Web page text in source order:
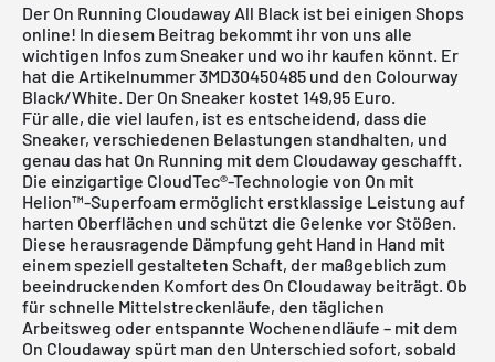
Der On Running Cloudaway All Black ist bei einigen Shops
online! In diesem Beitrag bekommt ihr von uns alle
wichtigen Infos zum Sneaker und wo ihr kaufen könnt. Er
hat die Artikelnummer 3MD30450485 und den Colourway
Black/White. Der On Sneaker kostet 149,95 Euro.
Für alle, die viel laufen, ist es entscheidend, dass die
Sneaker, verschiedenen Belastungen standhalten, und
genau das hat On Running mit dem Cloudaway geschafft.
Die einzigartige CloudTec®-Technologie von On mit
Helion™-Superfoam ermöglicht erstklassige Leistung auf
harten Oberflächen und schützt die Gelenke vor Stößen.
Diese herausragende Dämpfung geht Hand in Hand mit
einem speziell gestalteten Schaft, der maßgeblich zum
beeindruckenden Komfort des On Cloudaway beiträgt. Ob
für schnelle Mittelstreckenläufe, den täglichen
Arbeitsweg oder entspannte Wochenendläufe – mit dem
On Cloudaway spürt man den Unterschied sofort, sobald